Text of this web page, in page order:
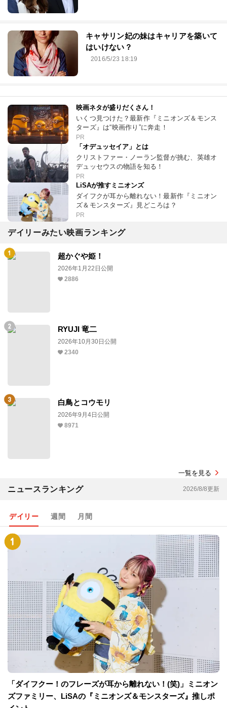
キャサリン妃の妹はキャリアを築いて
はいけない？
2016/5/23 18:19
映画ネタが盛りだくさん！
いくつ見つけた？最新作『ミニオンズ＆モンス
ターズ』は“映画作り”に奔走！
PR
「オデュッセイア」とは
クリストファー・ノーラン監督が挑む、英雄オ
デュッセウスの物語を知る！
PR
LiSAが推すミニオンズ
ダイフクが耳から離れない！最新作『ミニオン
ズ＆モンスターズ』見どころは？
PR
デイリーみたい映画ランキング
超かぐや姫！
2026年1月22日公開
2886
RYUJI 竜二
2026年10月30日公開
2340
白鳥とコウモリ
2026年9月4日公開
8971
一覧を見る
ニュースランキング 2026/8/8更新
デイリー 週間 月間
「ダイフクー！のフレーズが耳から離れない！(笑)」ミニオン
ズファミリー、LiSAの『ミニオンズ＆モンスターズ』推しポ